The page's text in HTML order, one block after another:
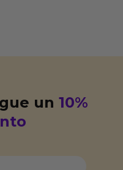
un10%